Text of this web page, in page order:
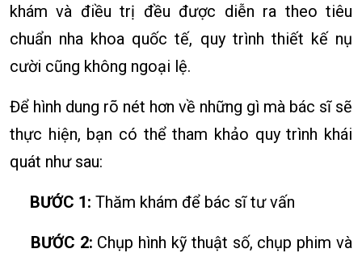
khám và điều trị đều được diễn ra theo tiêu
chuẩn nha khoa quốc tế, quy trình thiết kế nụ
cười cũng không ngoại lệ.
Để hình dung rõ nét hơn về những gì mà bác sĩ sẽ
thực hiện, bạn có thể tham khảo quy trình khái
quát như sau:
BƯỚC 1: Thăm khám để bác sĩ tư vấn
BƯỚC 2: Chụp hình kỹ thuật số, chụp phim và